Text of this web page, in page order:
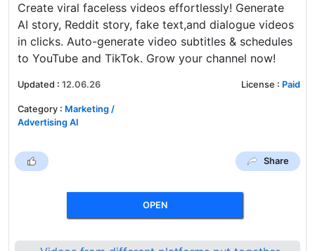
Create viral faceless videos effortlessly! Generate
AI story, Reddit story, fake text,and dialogue videos
in clicks. Auto-generate video subtitles & schedules
to YouTube and TikTok. Grow your channel now!
Updated : 12.06.26 License : Paid
Category : Marketing /
Advertising AI
Share
OPEN